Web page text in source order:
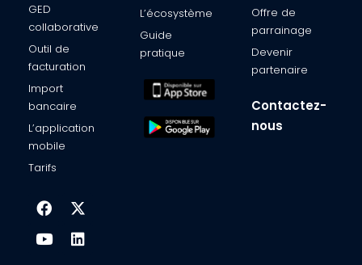
GED
collaborative
Outil de
facturation​
Import
bancaire​
L’application
mobile​
Tarifs
L’écosystème​
Guide
pratique
Offre de
parrainage
Devenir
partenaire​
Contactez-
nous